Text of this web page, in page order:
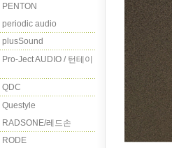
PENTON
periodic audio
plusSound
Pro-Ject AUDIO / 턴테이
QDC
Questyle
RADSONE/레드손
RODE